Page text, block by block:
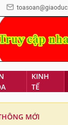
KINH
TẾ
MỚI